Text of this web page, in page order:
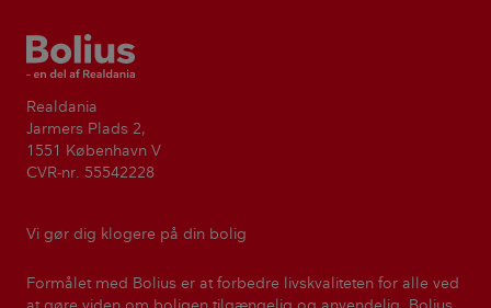
Bolius
Realdania
Jarmers Plads 2,
1551 København V
CVR-nr. 55542228
Vi gør dig klogere på din bolig
Formålet med Bolius er at forbedre livskvaliteten for alle ved